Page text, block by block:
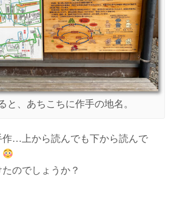
と、あちこちに作手の地名。
…上から読んでも下から読んで
のでしょうか？